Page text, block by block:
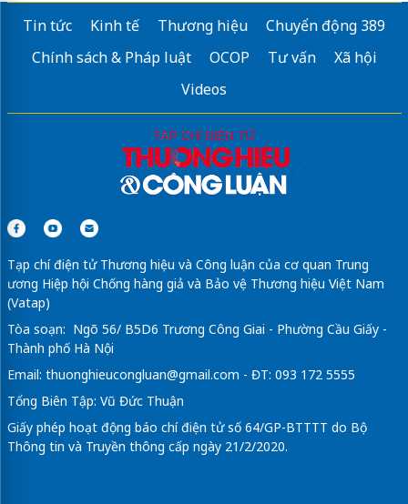
Tin tức Kinh tế Thương hiệu
Chuyển động 389
Chính sách & Pháp luật
OCOP Tư vấn
Xã hội
Videos
Tạp chí điện tử Thương hiệu và Công luận của cơ quan Trung
ương Hiệp hội Chống hàng giả và Bảo vệ Thương hiệu Việt Nam
(Vatap)
Tòa soạn: Ngõ 56/ B5D6 Trương Công Giai - Phường Cầu Giấy -
Thành phố Hà Nội
Email: thuonghieucongluan@gmail.com - ĐT: 093 172 5555
Tổng Biên Tập: Vũ Đức Thuận
Giấy phép hoạt động báo chí điện tử số 64/GP-BTTTT do Bộ
Thông tin và Truyền thông cấp ngày 21/2/2020.